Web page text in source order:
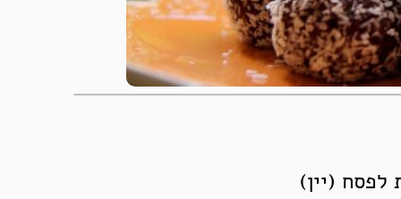
לפסח (יין)